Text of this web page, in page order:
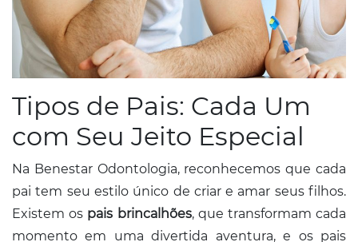
Tipos de Pais: Cada Um
com Seu Jeito Especial
Na Benestar Odontologia, reconhecemos que cada
pai tem seu estilo único de criar e amar seus filhos.
Existem os pais brincalhões, que transformam cada
momento em uma divertida aventura, e os pais